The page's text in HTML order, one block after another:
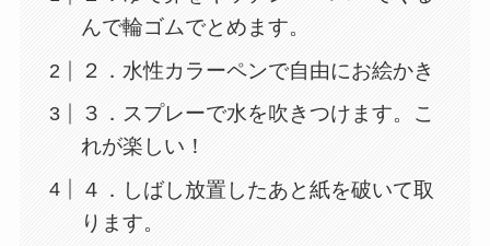
んで輪ゴムでとめます。
２．水性カラーペンで自由にお絵かき
３．スプレーで水を吹きつけます。こ
れが楽しい！
４．しばし放置したあと紙を破いて取
ります。